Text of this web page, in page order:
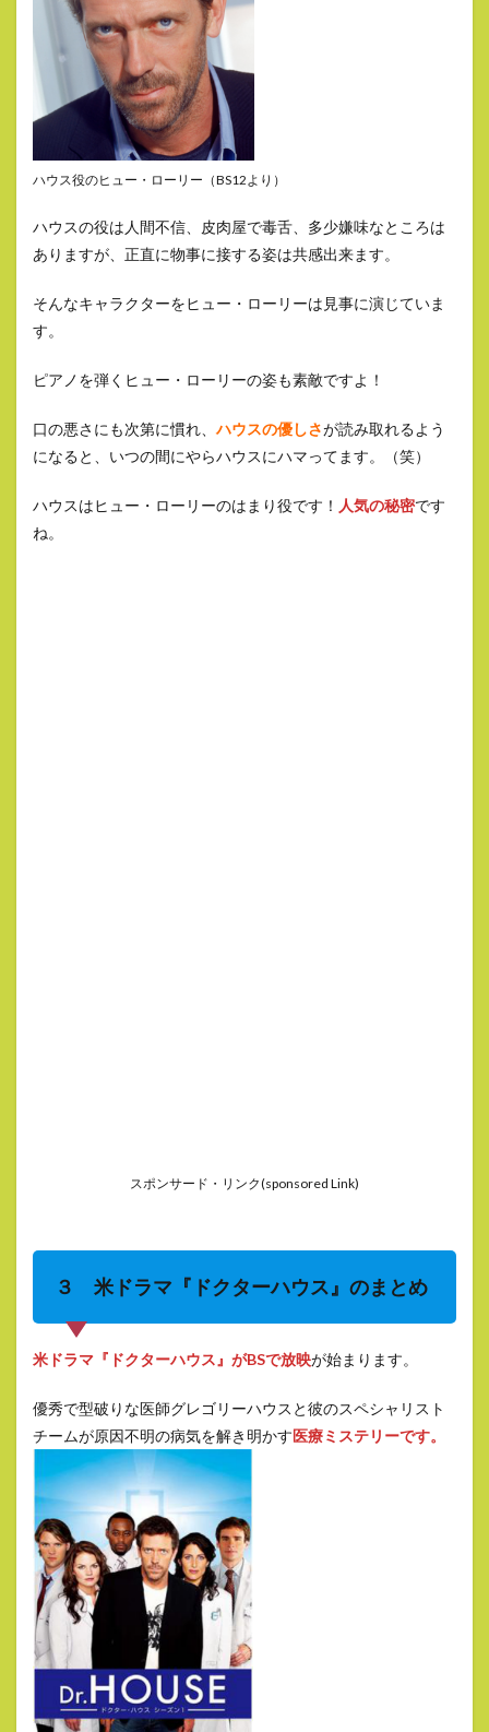
ハウス役のヒュー・ローリー（BS12より）
ハウスの役は人間不信、皮肉屋で毒舌、多少嫌味なところは
ありますが、正直に物事に接する姿は共感出来ます。
そんなキャラクターをヒュー・ローリーは見事に演じていま
す。
ピアノを弾くヒュー・ローリーの姿も素敵ですよ！
口の悪さにも次第に慣れ、ハウスの優しさが読み取れるよう
になると、いつの間にやらハウスにハマってます。（笑）
ハウスはヒュー・ローリーのはまり役です！ 人気の秘密です
ね。
スポンサード・リンク(sponsored Link)
３ 米ドラマ『ドクターハウス』のまとめ
米ドラマ『ドクターハウス』がBSで放映が始まります。
優秀で型破りな医師グレゴリーハウスと彼のスペシャリスト
チームが原因不明の病気を解き明かす医療ミステリーです。